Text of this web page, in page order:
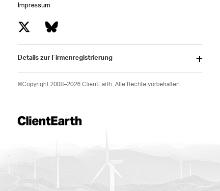
Impressum
Details zur Firmenregistrierung
©Copyright 2008–2026 ClientEarth. Alle Rechte vorbehalten.